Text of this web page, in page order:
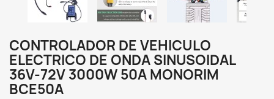
CONTROLADOR DE VEHICULO
ELECTRICO DE ONDA SINUSOIDAL
36V-72V 3000W 50A MONORIM
BCE50A